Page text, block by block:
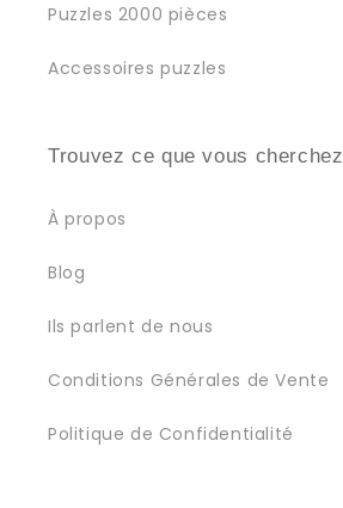
Puzzles 2000 pièces
Accessoires puzzles
Trouvez ce que vous
À propos
Blog
Ils parlent de nous
Conditions Générales de Vente
Politique de Confidentialité